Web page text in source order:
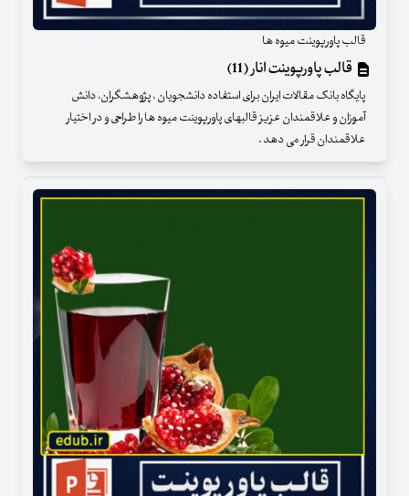
قالب پاورپوینت میوه ها
قالب پاورپوینت انار (11)
پایگاه بانک مقالات ایران برای استفاده دانشجویان ، پژوهشگران، دانش
آموزان و علاقمندان عزیز قالبهای پاورپوینت میوه ها را طراحی و در اختیار
علاقمندان قرار می دهد .